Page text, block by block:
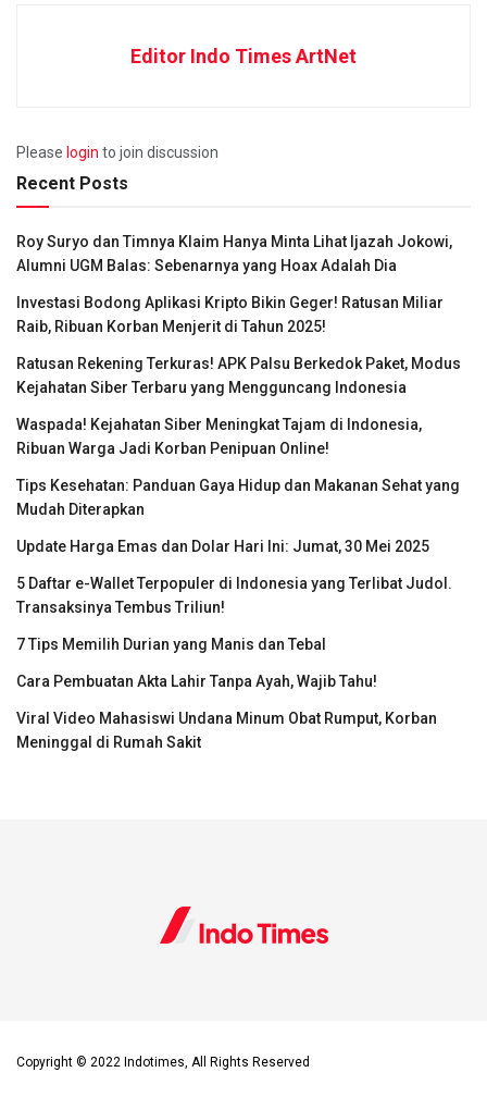
Editor Indo Times ArtNet
Please login to join discussion
Recent Posts
Roy Suryo dan Timnya Klaim Hanya Minta Lihat Ijazah Jokowi,
Alumni UGM Balas: Sebenarnya yang Hoax Adalah Dia
Investasi Bodong Aplikasi Kripto Bikin Geger! Ratusan Miliar
Raib, Ribuan Korban Menjerit di Tahun 2025!
Ratusan Rekening Terkuras! APK Palsu Berkedok Paket, Modus
Kejahatan Siber Terbaru yang Mengguncang Indonesia
Waspada! Kejahatan Siber Meningkat Tajam di Indonesia,
Ribuan Warga Jadi Korban Penipuan Online!
Tips Kesehatan: Panduan Gaya Hidup dan Makanan Sehat yang
Mudah Diterapkan
Update Harga Emas dan Dolar Hari Ini: Jumat, 30 Mei 2025
5 Daftar e-Wallet Terpopuler di Indonesia yang Terlibat Judol.
Transaksinya Tembus Triliun!
7 Tips Memilih Durian yang Manis dan Tebal
Cara Pembuatan Akta Lahir Tanpa Ayah, Wajib Tahu!
Viral Video Mahasiswi Undana Minum Obat Rumput, Korban
Meninggal di Rumah Sakit
Copyright © 2022 Indotimes, All Rights Reserved